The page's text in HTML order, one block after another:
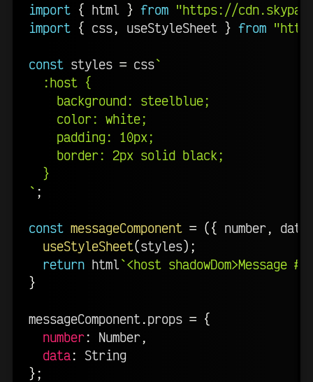
import { html } from "https://
import { css useStyleSheet } from
const styles = css`
  :host {
    background: steelblue;
    color: white;
    padding: 10px;
    border: 2px solid black;
` ;
const messageComponent = ({ number
useStyleSheet(styles) ;
return html `<host shadowDom>Message #
}
messageComponent . props = {
number: Number
data :
} ;